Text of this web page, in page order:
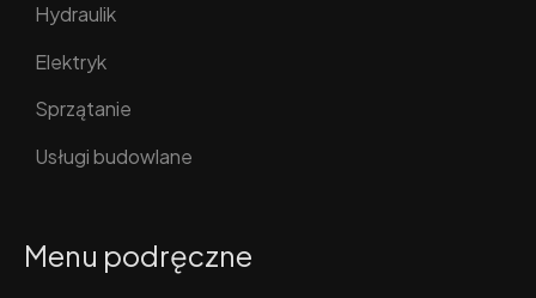
Hydraulik
Elektryk
Sprzątanie
Usługi budowlane
Menu podręczne